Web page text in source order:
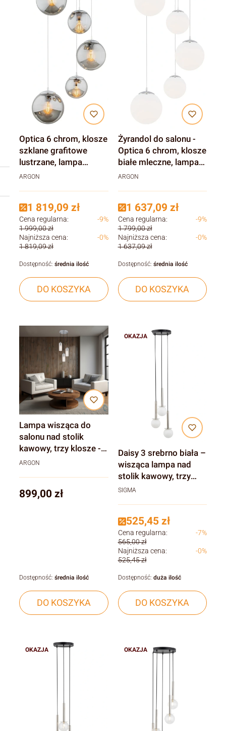
Optica 6 chrom, klosze
szklane grafitowe
lustrzane, lampa
wisząca do wysokich
ARGON
1 819,09 zł
Cena regularna:
1 999,00 zł
-9%
Najniższa cena:
1 819,09 zł
-0%
DO KOSZYKA
Dostępność: średnia ilość
Żyrandol do salonu -
Optica 6 chrom, klosze
białe mleczne, lampa
wisząca do wysokich
ARGON
1 637,09 zł
Cena regularna:
1 799,00 zł
-9%
Najniższa cena:
1 637,09 zł
-0%
DO KOSZYKA
Dostępność: średnia ilość
Lampa wisząca do
salonu nad stolik
kawowy, trzy klosze -
Burgos Chrom
ARGON
Cena
899,00 zł
DO KOSZYKA
Dostępność: średnia ilość
OKAZJA
Daisy 3 srebrno biała –
wisząca lampa nad
stolik kawowy, trzy
białe klosze, srebrne
SIGMA
525,45 zł
Cena regularna:
565,00 zł
-7%
Najniższa cena:
525,45 zł
-0%
DO KOSZYKA
Dostępność: duża ilość
OKAZJA OKAZJA